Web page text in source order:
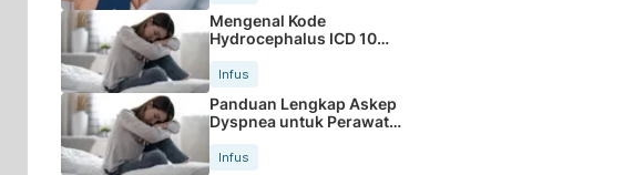
Mengenal Kode
Hydrocephalus ICD 10
Infus
Panduan Lengkap Askep
Dyspnea untuk Perawat
Infus